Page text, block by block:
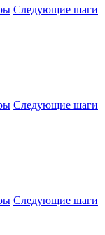
Следующие шаги
Следующие шаги
Следующие шаги